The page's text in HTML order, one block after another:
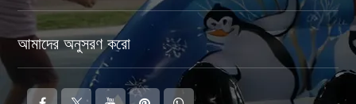
আমাদের অনুসরণ করো